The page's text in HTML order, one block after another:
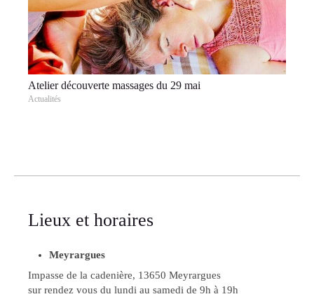
Atelier découverte massages du 29 mai
Actualités
Lieux et horaires
Meyrargues
Impasse de la cadenière, 13650 Meyrargues
sur rendez vous du lundi au samedi de 9h à 19h